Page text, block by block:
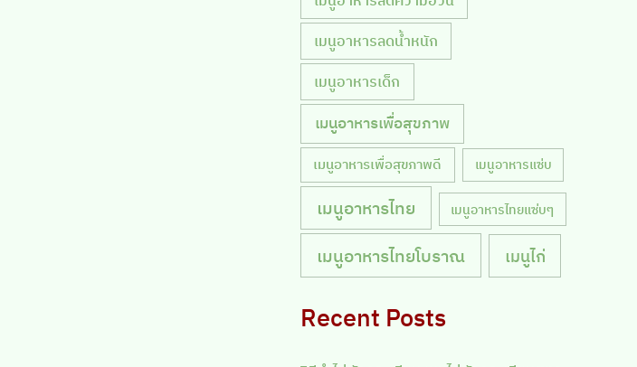
เมนูอาหารลดน้ำหนัก
เมนูอาหารเด็ก
เมนูอาหารเพื่อสุขภาพ
เมนูอาหารเพื่อสุขภาพดี เมนูอาหารแซ่บ
เมนูอาหารไทย เมนูอาหารไทยแซ่บๆ
เมนูอาหารไทยโบราณ เมนูไก่
Recent Posts